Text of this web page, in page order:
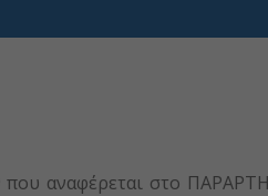
που αναφέρεται στο